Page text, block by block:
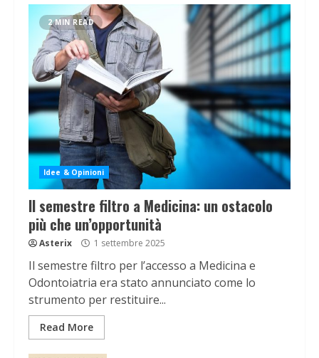
2 MIN READ
Idee & Opinioni
Il semestre filtro a Medicina: un ostacolo
più che un’opportunità
Asterix 1 settembre 2025
Il semestre filtro per l’accesso a Medicina e
Odontoiatria era stato annunciato come lo
strumento per restituire...
Read More